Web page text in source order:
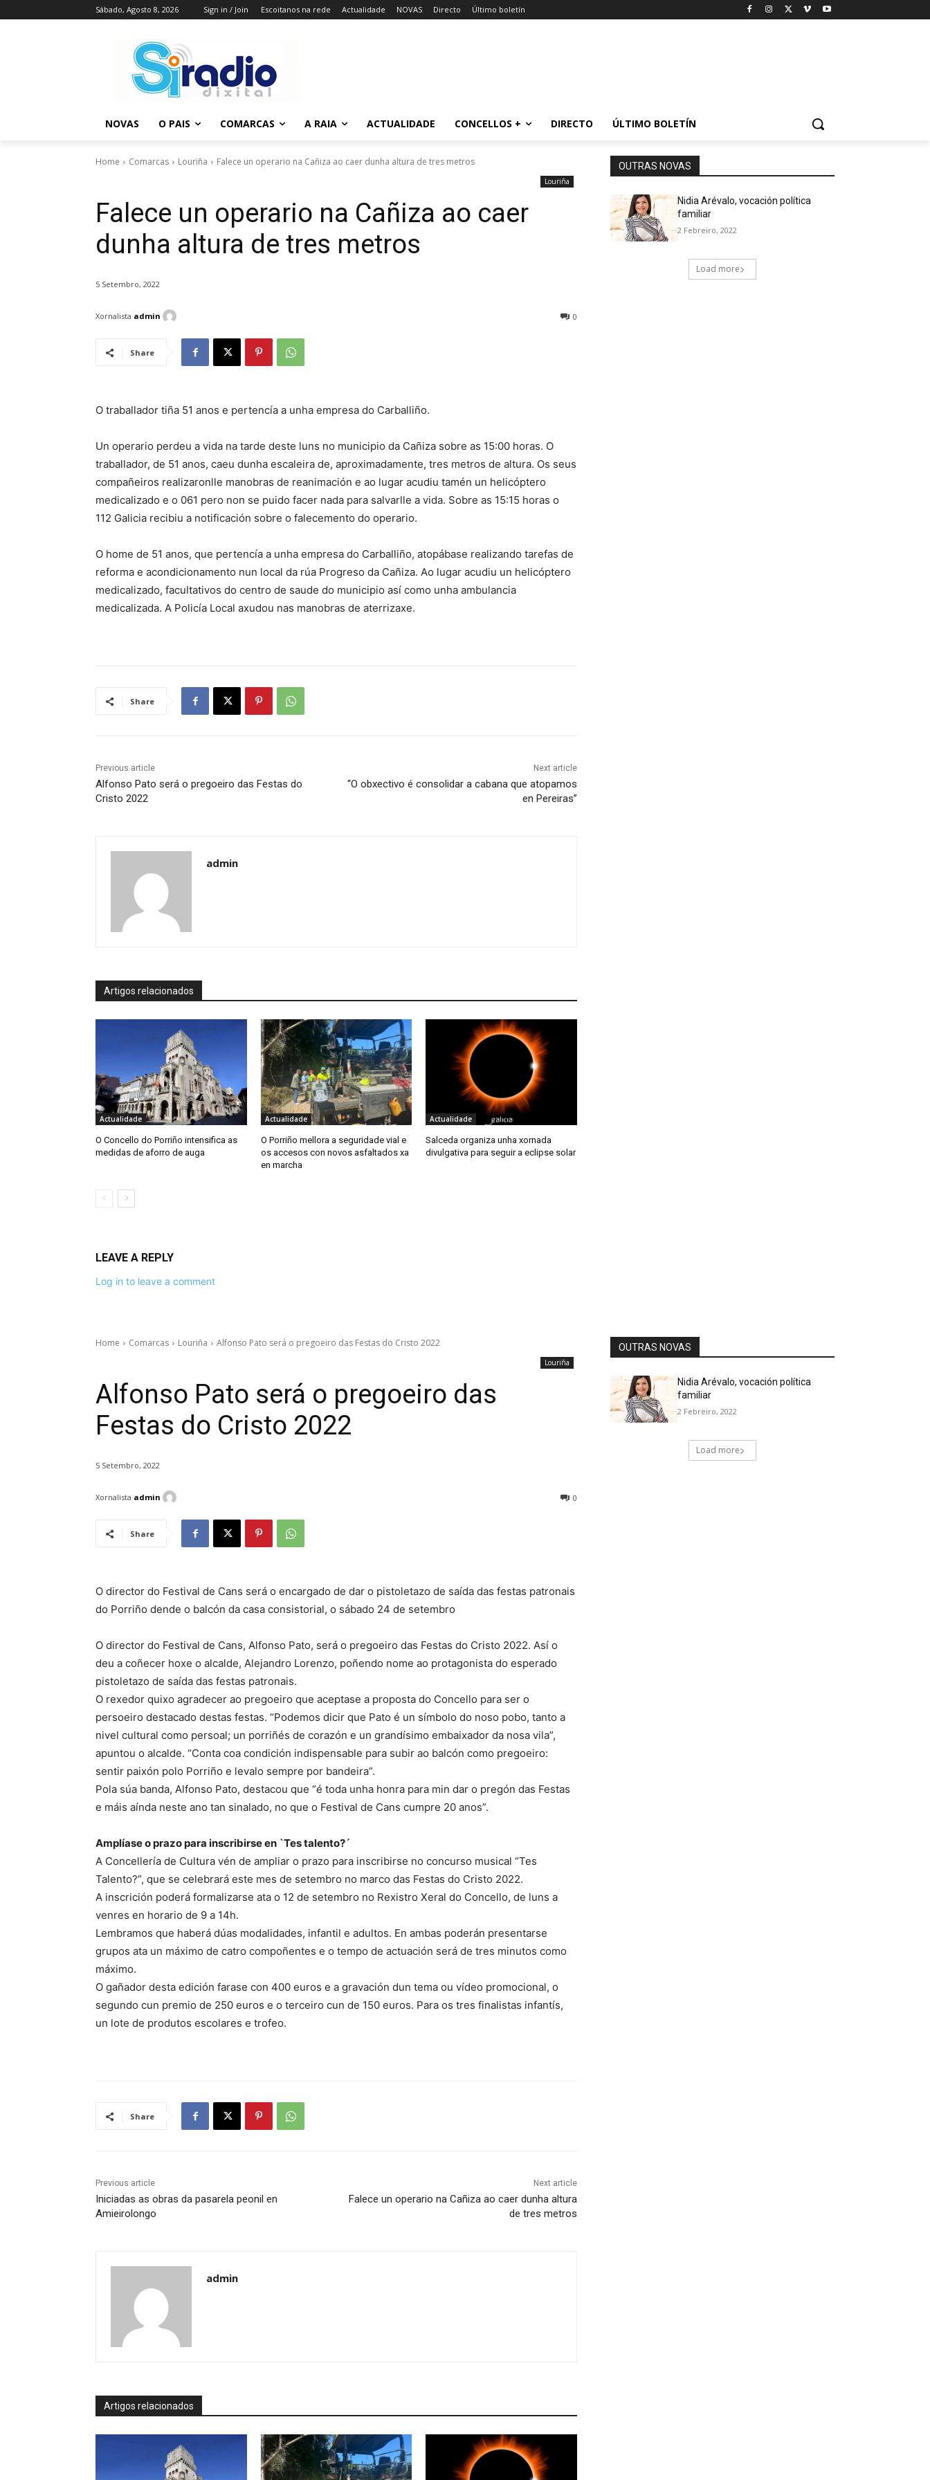
Sábado, Agosto 8, 2026 Sign in / Join Escoitanos na rede Actualidade NOVAS Directo Último boletín
NOVAS O PAIS COMARCAS A RAIA ACTUALIDADE CONCELLOS + DIRECTO ÚLTIMO BOLETÍN
Home Comarcas Louriña Falece un operario na Cañiza ao caer dunha altura de tres metros
Louriña
Falece un operario na Cañiza ao caer
dunha altura de tres metros
5 Setembro, 2022
0
Xornalista admin
Share
O traballador tiña 51 anos e pertencía a unha empresa do Carballiño.
Un operario perdeu a vida na tarde deste luns no municipio da Cañiza sobre as 15:00 horas. O
traballador, de 51 anos, caeu dunha escaleira de, aproximadamente, tres metros de altura. Os seus
compañeiros realizaronlle manobras de reanimación e ao lugar acudiu tamén un helicóptero
medicalizado e o 061 pero non se puido facer nada para salvarlle a vida. Sobre as 15:15 horas o
112 Galicia recibiu a notificación sobre o falecemento do operario.
O home de 51 anos, que pertencía a unha empresa do Carballiño, atopábase realizando tarefas de
reforma e acondicionamento nun local da rúa Progreso da Cañiza. Ao lugar acudiu un helicóptero
medicalizado, facultativos do centro de saude do municipio así como unha ambulancia
medicalizada. A Policía Local axudou nas manobras de aterrizaxe.
Share
Previous article
Alfonso Pato será o pregoeiro das Festas do
Cristo 2022
Next article
“O obxectivo é consolidar a cabana que atopamos
en Pereiras”
admin
Artigos relacionados
Actualidade
O Concello do Porriño intensifica as
medidas de aforro de auga
Actualidade
O Porriño mellora a seguridade vial e
os accesos con novos asfaltados xa
en marcha
Actualidade
Salceda organiza unha xornada
divulgativa para seguir a eclipse solar
LEAVE A REPLY
Log in to leave a comment
OUTRAS NOVAS
Nidia Arévalo, vocación política
familiar
2 Febreiro, 2022
Load more